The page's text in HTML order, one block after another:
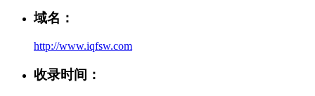
域名：
http://www.iqfsw.com
收录时间：